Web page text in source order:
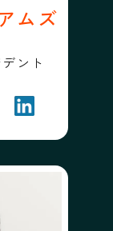
ムズ
ント